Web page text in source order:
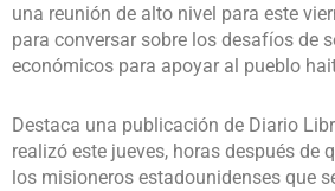
una reunión de alto nivel para este
para conversar sobre los desafíos de
económicos para apoyar al pueblo
Destaca una publicación de Diario
realizó este jueves, horas después de
los misioneros estadounidenses que